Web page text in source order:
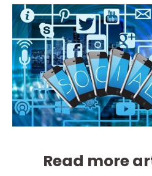
Read more